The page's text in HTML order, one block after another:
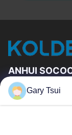
ANHUI
빠른 링크
Gary Tsui